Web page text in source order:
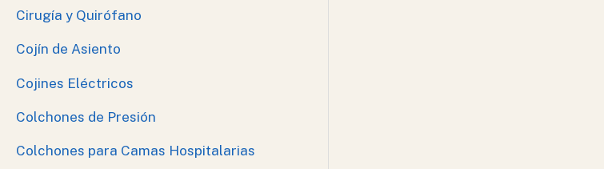
Cirugía y Quirófano
Cojín de Asiento
Cojines Eléctricos
Colchones de Presión
Colchones para Camas Hospitalarias